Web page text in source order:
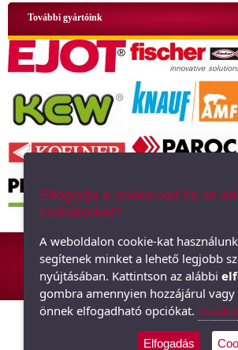
További gyártóink
ÁSZF|Adatkezelési tájékoztató|
Hőszigetelő anyagok, polisztirol, üveggyapot -
hőszigetelés
Árukereső.hu
Elfogadja a cookie-kat és az
szabályokat?
A weboldalon cookie-kat
segítenek minket a lehető legjobb
nyújtásában. Kattintson az alábbi
gombra amennyien hozzájárul vagy
önnek elfogadható opciókat.
Elfogadás